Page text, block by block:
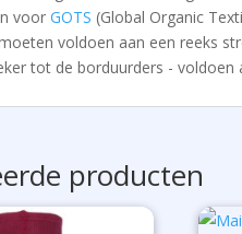
voor GOTS (Global Organic
voldoen aan een reeks
tot de borduurders - voldoen
producten